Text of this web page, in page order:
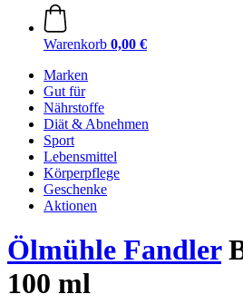
Warenkorb 0,00 €
Marken
Gut für
Nährstoffe
Diät & Abnehmen
Sport
Lebensmittel
Körperpflege
Geschenke
Aktionen
Ölmühle Fandler
100 ml